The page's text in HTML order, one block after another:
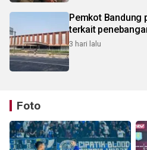
Pemkot Bandung
terkait
3 hari lalu
Foto